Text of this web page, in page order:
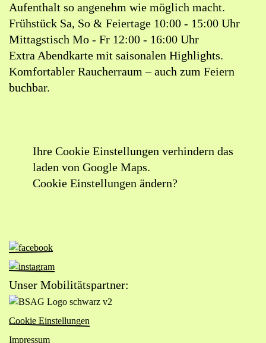
Aufenthalt so angenehm wie möglich macht.
Frühstück Sa, So & Feiertage 10:00 - 15:00 Uhr
Mittagstisch Mo - Fr 12:00 - 16:00 Uhr
Extra Abendkarte mit saisonalen Highlights.
Komfortabler Raucherraum – auch zum Feiern
buchbar.
Ihre Cookie Einstellungen verhindern das
laden von Google Maps.
Cookie Einstellungen ändern?
Zur
Facebook-
Seite
von
Das
Viertel
Zur
Seite
von
Das
Viertel
Unser Mobilitätspartner:
Cookie Einstellungen
Impressum